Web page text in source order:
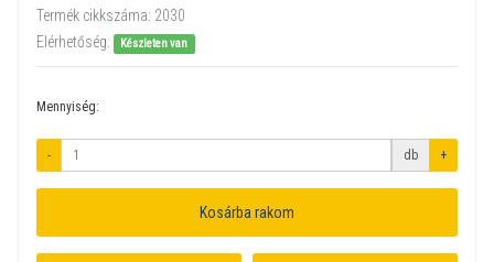
Termék cikkszáma: 2030
Elérhetőség:
Készleten van
Mennyiség:
- db +
Kosárba rakom